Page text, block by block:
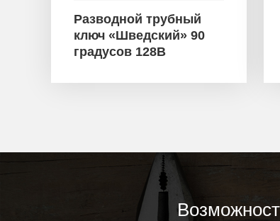
Разводной трубный
ключ «Шведский» 90
градусов 128B